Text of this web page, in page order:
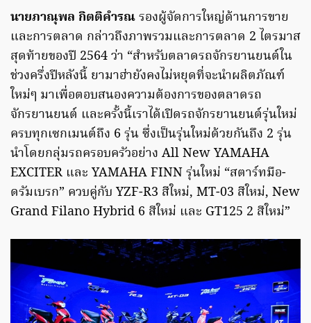
นายภาณุพล กิตติคำรณรองผู้จัดการใหญ่ด้านการขาย
และการตลาด กล่าวถึงภาพรวมและการตลาด 2 ไตรมาส
สุดท้ายของปี 2564 ว่า “สำหรับตลาดรถจักรยานยนต์ใน
ช่วงครึ่งปีหลังนี้ ยามาฮ่ายังคงไม่หยุดที่จะนำผลิตภัณฑ์
ใหม่ๆ มาเพื่อตอบสนองความต้องการของตลาดรถ
จักรยานยนต์ และครั้งนี้เราได้เปิดรถจักรยานยนต์รุ่นใหม่
ครบทุกเซกเมนต์ถึง 6 รุ่น ซึ่งเป็นรุ่นใหม่ด้วยกันถึง 2 รุ่น
นำโดยกลุ่มรถครอบครัวอย่าง All New YAMAHA
EXCITER และ YAMAHA FINN รุ่นใหม่ “สตาร์ทมือ-
ดรัมเบรก” ควบคู่กับ YZF-R3 สีใหม่, MT-03 สีใหม่, New
Grand Filano Hybrid 6 สีใหม่ และ GT125 2 สีใหม่”